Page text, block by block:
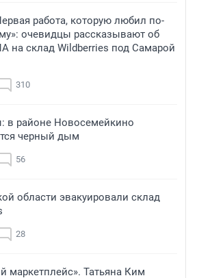
работа, которую любил по-
очевидцы рассказывают об
на склад Wildberries под Самарой
310
в районе Новосемейкино
черный дым
56
области эвакуировали склад
28
маркетплейс». Татьяна Ким